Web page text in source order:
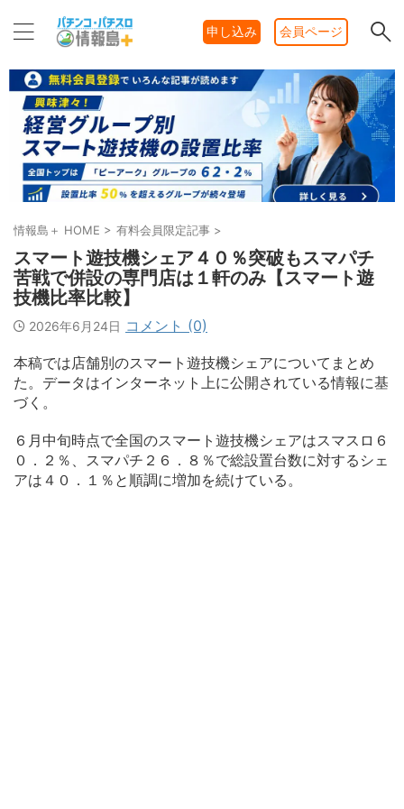
申し込み 会員ページ
情報島＋ HOME > 有料会員限定記事 >
スマート遊技機シェア４０％突破もスマパチ
苦戦で併設の専門店は１軒のみ【スマート遊
技機比率比較】
2026年6月24日 コメント (0)
本稿では店舗別のスマート遊技機シェアについてまとめ
た。データはインターネット上に公開されている情報に基
づく。
６月中旬時点で全国のスマート遊技機シェアはスマスロ６
０．２％、スマパチ２６．８％で総設置台数に対するシェ
アは４０．１％と順調に増加を続けている。